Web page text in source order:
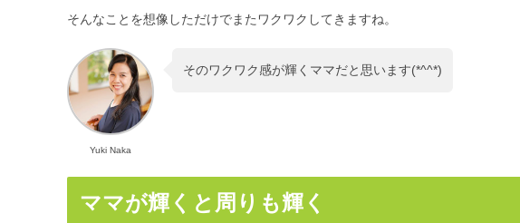
そんなことを想像しただけでまたワクワクしてきますね。
Yuki Naka
そのワクワク感が輝くママだと思います(*^^*)
ママが輝くと周りも輝く